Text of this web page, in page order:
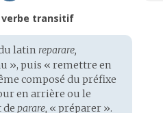
verbe transitif
latin reparare,
», puis « remettre en
composé du préfixe
en arrière ou le
de parare, « préparer ».